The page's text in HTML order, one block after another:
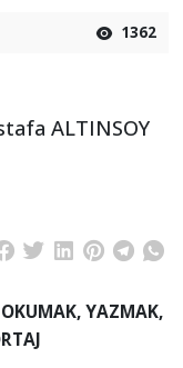
1362
ALTINSOY
OKUMAK, YAZMAK,